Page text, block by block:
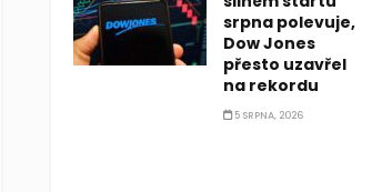
srpna polevuje,
Dow Jones
přesto uzavřel
na rekordu
5 SRPNA, 2026